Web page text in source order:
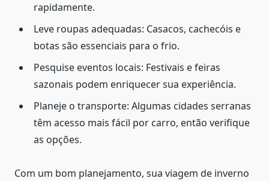
rapidamente.
Leve roupas adequadas: Casacos, cachecóis e
botas são essenciais para o frio.
Pesquise eventos locais: Festivais e feiras
sazonais podem enriquecer sua experiência.
Planeje o transporte: Algumas cidades serranas
têm acesso mais fácil por carro, então verifique
as opções.
Com um bom planejamento, sua viagem de inverno